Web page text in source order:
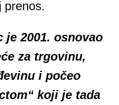
prenos.
je 2001. osnovao
za trgovinu,
i počeo
koji je tada